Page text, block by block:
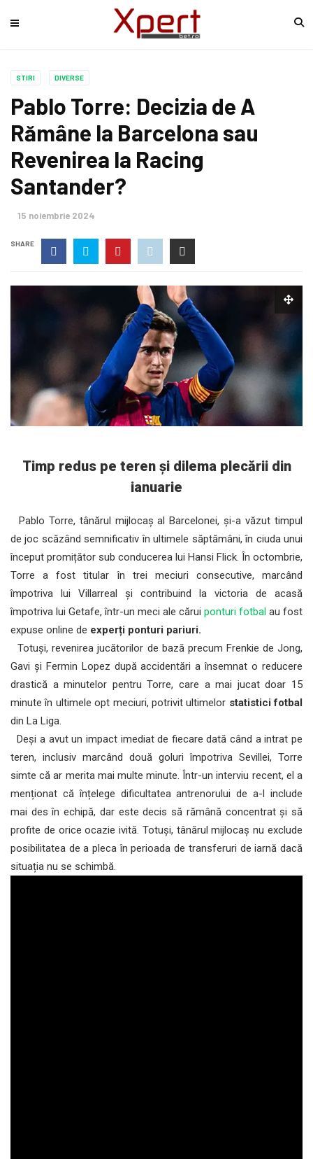
STIRI DIVERSE
Pablo Torre: Decizia de A
Rămâne la Barcelona sau
Revenirea la Racing
Santander?
15 noiembrie 2024
SHARE
Timp redus pe teren și dilema plecării din
ianuarie
Pablo Torre, tânărul mijlocaș al Barcelonei, și-a văzut timpul
de joc scăzând semnificativ în ultimele săptămâni, în ciuda unui
început promițător sub conducerea lui Hansi Flick. În octombrie,
Torre a fost titular în trei meciuri consecutive, marcând
împotriva lui Villarreal și contribuind la victoria de acasă
împotriva lui Getafe, într-un meci ale cărui ponturi fotbal au fost
expuse online de experți ponturi pariuri.
Totuși, revenirea jucătorilor de bază precum Frenkie de Jong,
Gavi și Fermin Lopez după accidentări a însemnat o reducere
drastică a minutelor pentru Torre, care a mai jucat doar 15
minute în ultimele opt meciuri, potrivit ultimelor statistici fotbal
din La Liga.
Deși a avut un impact imediat de fiecare dată când a intrat pe
teren, inclusiv marcând două goluri împotriva Sevillei, Torre
simte că ar merita mai multe minute. Într-un interviu recent, el a
menționat că înțelege dificultatea antrenorului de a-l include
mai des în echipă, dar este decis să rămână concentrat și să
profite de orice ocazie ivită. Totuși, tânărul mijlocaș nu exclude
posibilitatea de a pleca în perioada de transferuri de iarnă dacă
situația nu se schimbă.